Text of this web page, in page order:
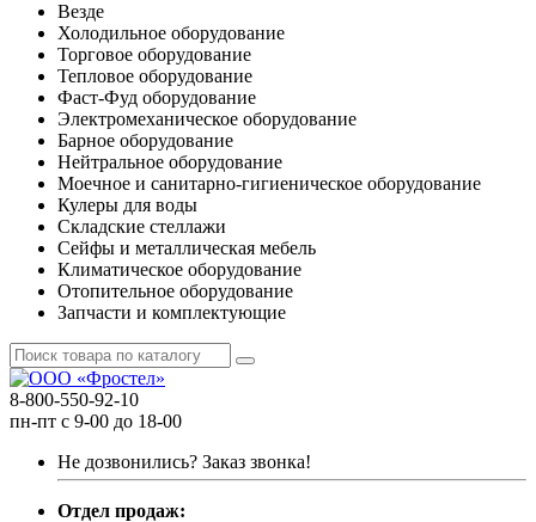
Везде
Холодильное оборудование
Торговое оборудование
Тепловое оборудование
Фаст-Фуд оборудование
Электромеханическое оборудование
Барное оборудование
Нейтральное оборудование
Моечное и санитарно-гигиеническое оборудование
Кулеры для воды
Складские стеллажи
Сейфы и металлическая мебель
Климатическое оборудование
Отопительное оборудование
Запчасти и комплектующие
8-800-550-92-10
пн-пт с 9-00 до 18-00
Не дозвонились? Заказ звонка!
Отдел продаж: